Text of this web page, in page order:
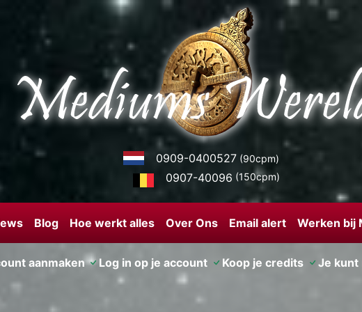
0909-0400527 (90cpm)
0907-40096 (150cpm)
Blog Hoe werkt alles Over Ons Email alert Werken bij
aanmaken Log in op je account Koop je credits Je kunt